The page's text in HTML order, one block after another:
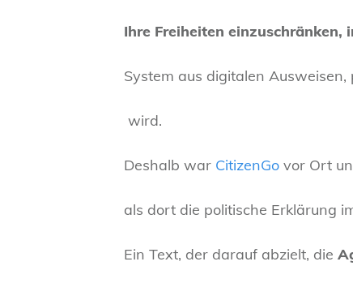
Ihre Freiheiten einzuschränken,
System aus digitalen
wird.
Deshalb war CitizenGo vor Ort
als dort die politische Erklärung
Ein Text, der darauf abzielt, die